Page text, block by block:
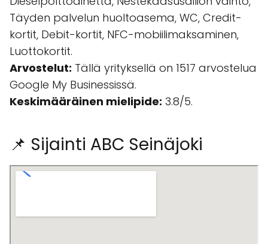
Täyden palvelun huoltoasema, WC, Credit-
kortit, Debit-kortit, NFC-mobiilimaksaminen,
Luottokortit.
Arvostelut: Tällä yrityksellä on 1517 arvostelua
Google My Businessissä.
Keskimääräinen mielipide: 3.8/5.
📌 Sijainti ABC Seinäjoki